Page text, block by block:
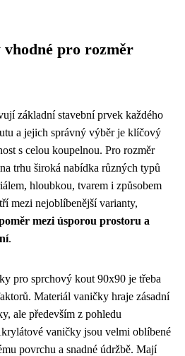
vhodné pro rozměr
základní stavební prvek každého
a jejich správný výběr je klíčový
s celou koupelnou. Pro rozměr
trhu široká nabídka různých typů
hloubkou, tvarem i způsobem
mezi nejoblíbenější varianty,
mezi úsporou prostoru a
.
pro sprchový kout 90x90 je třeba
Materiál vaničky hraje zásadní
ale především z pohledu
vaničky jsou velmi oblíbené
povrchu a snadné údržbě. Mají